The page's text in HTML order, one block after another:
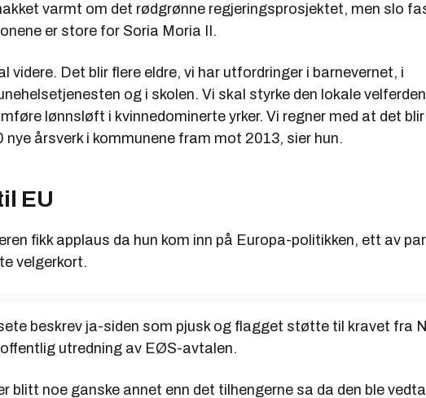
varmt om det rødgrønne regjeringsprosjektet, men slo
er store for Soria Moria II.
videre. Det blir flere eldre, vi har utfordringer i barnevernet, i
og i skolen. Vi skal styrke den lokale
lønnsløft i kvinnedominerte yrker. Vi regner med at det
nye årsverk i kommunene fram mot 2013, sier hun.
EU
fikk applaus da hun kom inn på Europa-politikken, ett av
velgerkort.
beskrev ja-siden som pjusk og flagget støtte til kravet fra
utredning av EØS-avtalen.
blitt noe ganske annet enn det tilhengerne sa da den ble